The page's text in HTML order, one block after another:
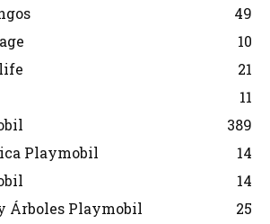
49
10
21
11
389
Playmobil
14
14
Árboles Playmobil
25